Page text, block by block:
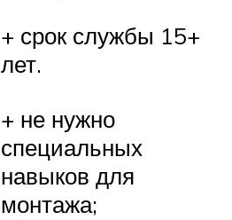
+ срок службы 15+
лет.
+ не нужно
специальных
навыков для
монтажа;